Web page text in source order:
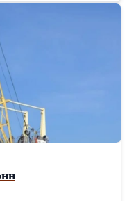
смычки,коренные
скоба
( жвака галс)
серии кв. И